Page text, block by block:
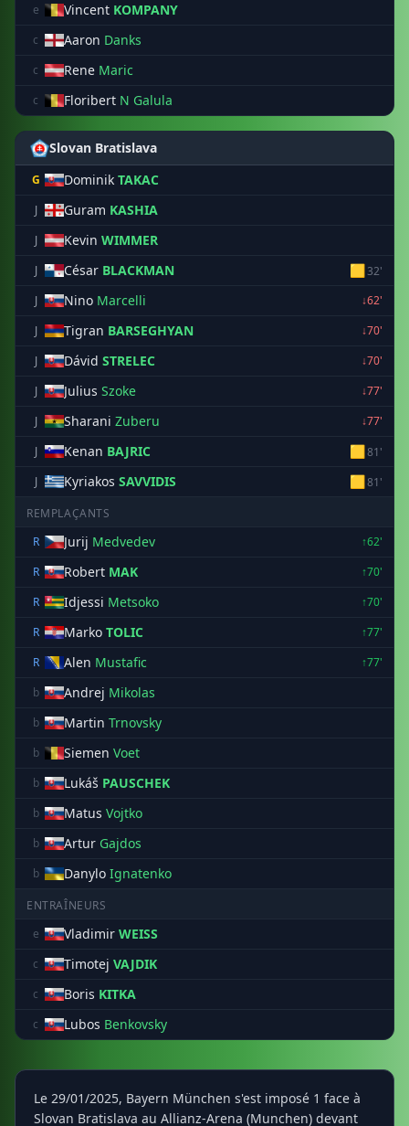
e
Vincent KOMPANY
c Aaron Danks
c Rene Maric
c Floribert N Galula
Slovan Bratislava
G Dominik TAKAC
J Guram KASHIA
J Kevin WIMMER
J César BLACKMAN 🟨32'
J
Nino Marcelli
↓62'
J
Tigran BARSEGHYAN
↓70'
J
Dávid STRELEC
↓70'
J
Julius Szoke
↓77'
J
Sharani Zuberu
↓77'
J
Kenan BAJRIC 🟨81'
J
Kyriakos SAVVIDIS 🟨81'
REMPLAÇANTS
R
Jurij Medvedev
↑62'
R
Robert MAK
↑70'
R
Idjessi Metsoko
↑70'
R
Marko TOLIC
↑77'
R
Alen Mustafic
↑77'
b
Andrej Mikolas
b Martin Trnovsky
b Siemen Voet
b Lukáš PAUSCHEK
b Matus Vojtko
b Artur Gajdos
b Danylo Ignatenko
ENTRAÎNEURS
e
Vladimir WEISS
c Timotej VAJDIK
c Boris KITKA
c Lubos Benkovsky
Le 29/01/2025, Bayern München s'est imposé 1 face à
Slovan Bratislava au Allianz-Arena (Munchen) devant